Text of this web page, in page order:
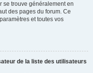
se trouve généralement en
des pages du forum. Ce
et toutes vos
de la liste des utilisateurs